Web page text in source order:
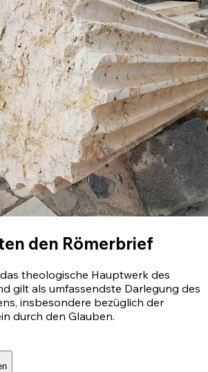
den Römerbrief
theologische Hauptwerk des
gilt als umfassendste Darlegung des
insbesondere bezüglich der
durch den Glauben.